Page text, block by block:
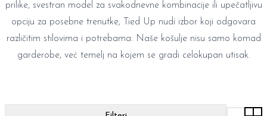
prilike, svestran model za svakodnevne kombinacije ili upečatljivu
opciju za posebne trenutke, Tied Up nudi izbor koji odgovara
različitim stilovima i potrebama. Naše košulje nisu samo komad
garderobe, već temelj na kojem se gradi celokupan utisak.